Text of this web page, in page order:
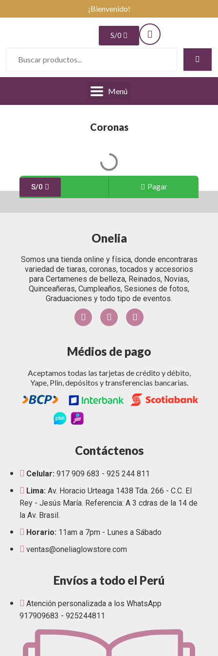
¡Bienvenido!
S/0
Menú
Coronas
S/0 Pagar
Onelia
Somos una tienda online y física, donde encontraras
variedad de tiaras, coronas, tocados y accesorios
para Certamenes de belleza, Reinados, Novias,
Quinceañeras, Cumpleaños, Sesiones de fotos,
Graduaciones y todo tipo de eventos.
Médios de pago
Aceptamos todas las tarjetas de crédito y débito,
Yape, Plin, depósitos y transferencias bancarias.
Contáctenos
Celular: 917 909 683 - 925 244 811
Lima: Av. Horacio Urteaga 1438 Tda. 266 - C.C. El
Rey - Jesús María. Referencia: A 3 cdras de la 14 de
la Av. Brasil.
Horario: 11am a 7pm - Lunes a Sábado
ventas@oneliaglowstore.com
Envíos a todo el Perú
Atención personalizada a los WhatsApp
917909683 - 925244811